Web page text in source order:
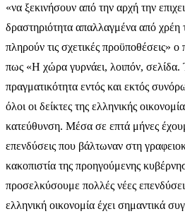
«να ξεκινήσουν από την αρχή την
δραστηριότητα απαλλαγμένα από
πληρούν τις σχετικές προϋποθέσεις»
πως «Η χώρα γυρνάει, λοιπόν, σελίδα.
πραγματικότητα εντός και εκτός
όλοι οι δείκτες της ελληνικής
κατεύθυνση. Μέσα σε επτά μήνες
επενδύσεις που βάλτωναν στη
κακοπιστία της προηγούμενης
προσελκύσουμε πολλές νέες
ελληνική οικονομία έχει σημαντικά